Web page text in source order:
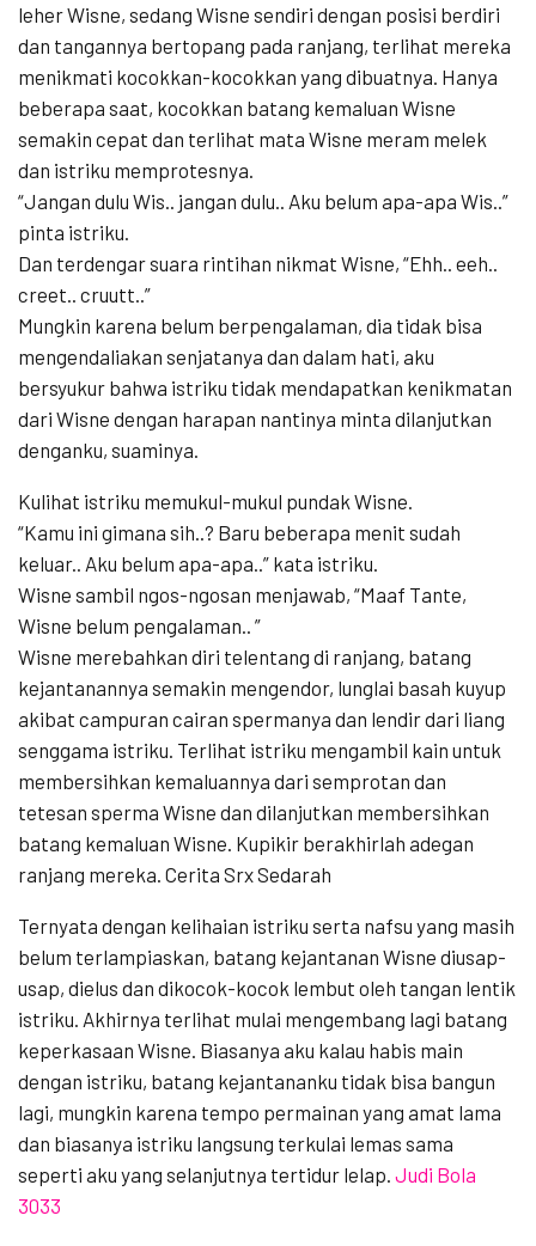
leher Wisne, sedang Wisne sendiri dengan posisi berdiri
dan tangannya bertopang pada ranjang, terlihat mereka
menikmati kocokkan-kocokkan yang dibuatnya. Hanya
beberapa saat, kocokkan batang kemaluan Wisne
semakin cepat dan terlihat mata Wisne meram melek
dan istriku memprotesnya.
“Jangan dulu Wis.. jangan dulu.. Aku belum apa-apa Wis..”
pinta istriku.
Dan terdengar suara rintihan nikmat Wisne, “Ehh.. eeh..
creet.. cruutt..”
Mungkin karena belum berpengalaman, dia tidak bisa
mengendaliakan senjatanya dan dalam hati, aku
bersyukur bahwa istriku tidak mendapatkan kenikmatan
dari Wisne dengan harapan nantinya minta dilanjutkan
denganku, suaminya.
Kulihat istriku memukul-mukul pundak Wisne.
“Kamu ini gimana sih..? Baru beberapa menit sudah
keluar.. Aku belum apa-apa..” kata istriku.
Wisne sambil ngos-ngosan menjawab, “Maaf Tante,
Wisne belum pengalaman.. ”
Wisne merebahkan diri telentang di ranjang, batang
kejantanannya semakin mengendor, lunglai basah kuyup
akibat campuran cairan spermanya dan lendir dari liang
senggama istriku. Terlihat istriku mengambil kain untuk
membersihkan kemaluannya dari semprotan dan
tetesan sperma Wisne dan dilanjutkan membersihkan
batang kemaluan Wisne. Kupikir berakhirlah adegan
ranjang mereka. Cerita Srx Sedarah
Ternyata dengan kelihaian istriku serta nafsu yang masih
belum terlampiaskan, batang kejantanan Wisne diusap-
usap, dielus dan dikocok-kocok lembut oleh tangan lentik
istriku. Akhirnya terlihat mulai mengembang lagi batang
keperkasaan Wisne. Biasanya aku kalau habis main
dengan istriku, batang kejantananku tidak bisa bangun
lagi, mungkin karena tempo permainan yang amat lama
dan biasanya istriku langsung terkulai lemas sama
seperti aku yang selanjutnya tertidur lelap. Judi Bola
3033